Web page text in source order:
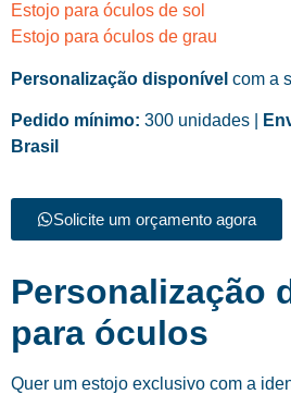
Estojo para óculos de sol
Estojo para óculos de grau
Personalização disponível com a
Pedido mínimo: 300 unidades |
Brasil
Solicite um orçamento agora
Personalização
para óculos
Quer um estojo exclusivo com a